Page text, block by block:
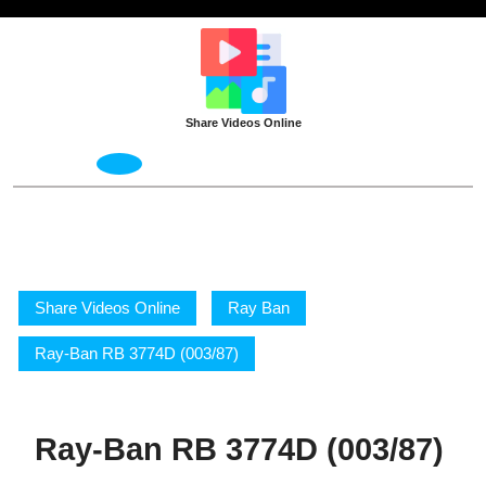
Share Videos Online
Open
Share Videos Online Ray Ban
Ray-Ban RB 3774D (003/87)
Ray-Ban RB 3774D (003/87)